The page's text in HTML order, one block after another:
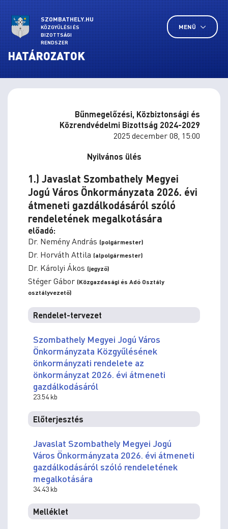
SZOMBATHELY.HU
KÖZGYŰLÉSI ÉS
BIZOTTSÁGI
RENDSZER
MENÜ
HATÁROZATOK
Bűnmegelőzési, Közbiztonsági és
Közrendvédelmi Bizottság 2024-2029
2025 december 08, 15:00
Nyilvános ülés
1.) Javaslat Szombathely Megyei
Jogú Város Önkormányzata 2026. évi
átmeneti gazdálkodásáról szóló
rendeletének megalkotására
előadó:
Dr. Nemény András (polgármester)
Dr. Horváth Attila (alpolgármester)
Dr. Károlyi Ákos (jegyző)
Stéger Gábor (Közgazdasági és Adó Osztály
osztályvezető)
Rendelet-tervezet
Szombathely Megyei Jogú Város
Önkormányzata Közgyűlésének
önkormányzati rendelete az
önkormányzat 2026. évi átmeneti
gazdálkodásáról
23.54 kb
Előterjesztés
Javaslat Szombathely Megyei Jogú
Város Önkormányzata 2026. évi átmeneti
gazdálkodásáról szóló rendeletének
megalkotására
34.43 kb
Melléklet